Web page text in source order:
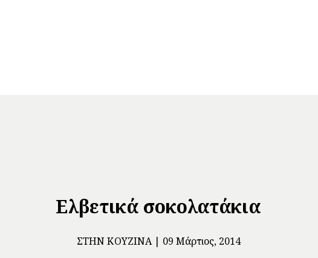
Ελβετικά σοκολατάκια
ΣΤΗΝ ΚΟΥΖΊΝΑ 09 Μάρτιος, 2014